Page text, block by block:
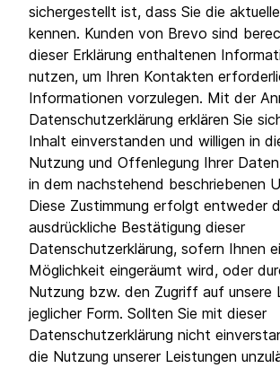
sichergestellt ist, dass Sie die
kennen. Kunden von Brevo sind
dieser Erklärung enthaltenen
nutzen, um Ihren Kontakten
Informationen vorzulegen. Mit der
Datenschutzerklärung erklären Sie
Inhalt einverstanden und willigen in
Nutzung und Offenlegung Ihrer
in dem nachstehend beschriebenen
Diese Zustimmung erfolgt entweder
ausdrückliche Bestätigung dieser
Datenschutzerklärung, sofern Ihnen
Möglichkeit eingeräumt wird, oder
Nutzung bzw. den Zugriff auf unsere
jeglicher Form. Sollten Sie mit dieser
Datenschutzerklärung nicht
die Nutzung unserer Leistungen